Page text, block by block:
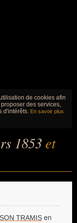
de cookies afin
des services,
d'intérêts. En savoir plus
1853 et
TRAMIS en